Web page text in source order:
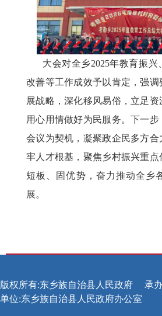
大会对全乡2025年教育振
改善等工作成效予以肯定，强
展战略，深化移风易俗，立足资
用心用情做好为民服务。下一
会议为契机，凝聚政企民多方
牢人才根基，聚焦乡村振兴重
短板、固优势，奋力推动全乡
展。
版权所有:东乡族自治县人民政府
承
单位:东乡族自治县人民政府办公室